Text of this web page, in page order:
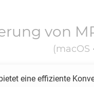
von
(macOS
eine effiziente